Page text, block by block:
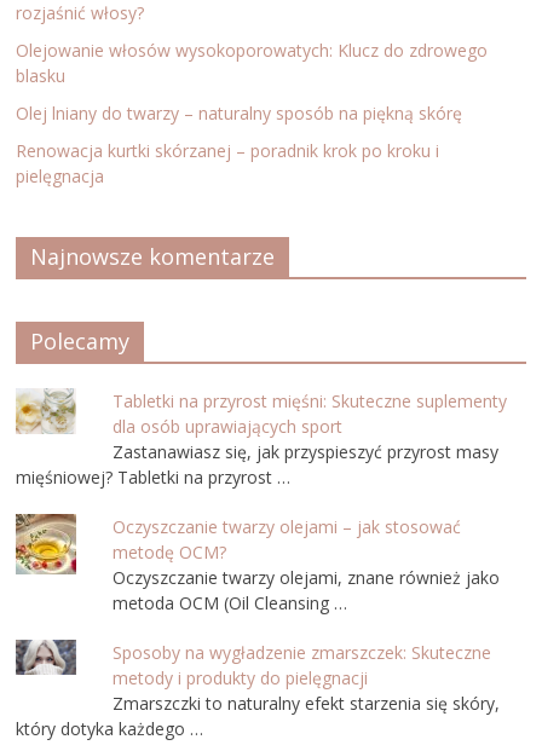
rozjaśnić włosy?
Olejowanie włosów wysokoporowatych: Klucz do zdrowego
blasku
Olej lniany do twarzy – naturalny sposób na piękną skórę
Renowacja kurtki skórzanej – poradnik krok po kroku i
pielęgnacja
Najnowsze komentarze
Polecamy
Tabletki na przyrost mięśni: Skuteczne suplementy
dla osób uprawiających sport
Zastanawiasz się, jak przyspieszyć przyrost masy
mięśniowej? Tabletki na przyrost …
Oczyszczanie twarzy olejami – jak stosować
metodę OCM?
Oczyszczanie twarzy olejami, znane również jako
metoda OCM (Oil Cleansing …
Sposoby na wygładzenie zmarszczek: Skuteczne
metody i produkty do pielęgnacji
Zmarszczki to naturalny efekt starzenia się skóry,
który dotyka każdego …